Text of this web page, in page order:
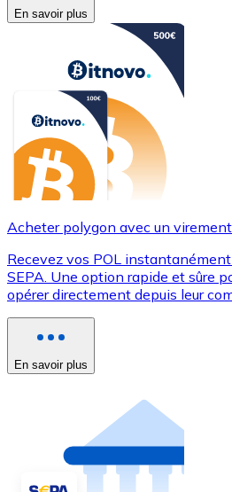
En savoir plus
Acheter polygon avec un
Recevez vos POL
SEPA. Une option rapide et sûre
opérer directement depuis leur
En savoir plus